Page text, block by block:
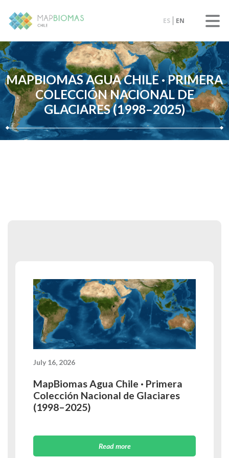
ES EN
MAPBIOMAS AGUA CHILE · PRIMERA
COLECCIÓN NACIONAL DE
GLACIARES (1998–2025)
July 16, 2026
MapBiomas Agua Chile · Primera
Colección Nacional de Glaciares
(1998–2025)
Read more